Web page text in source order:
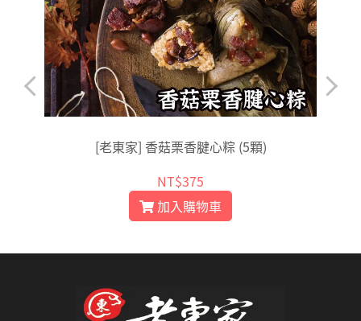
[老東家] 香菇栗香腱心粽 (5顆)
NT$375
加入購物車